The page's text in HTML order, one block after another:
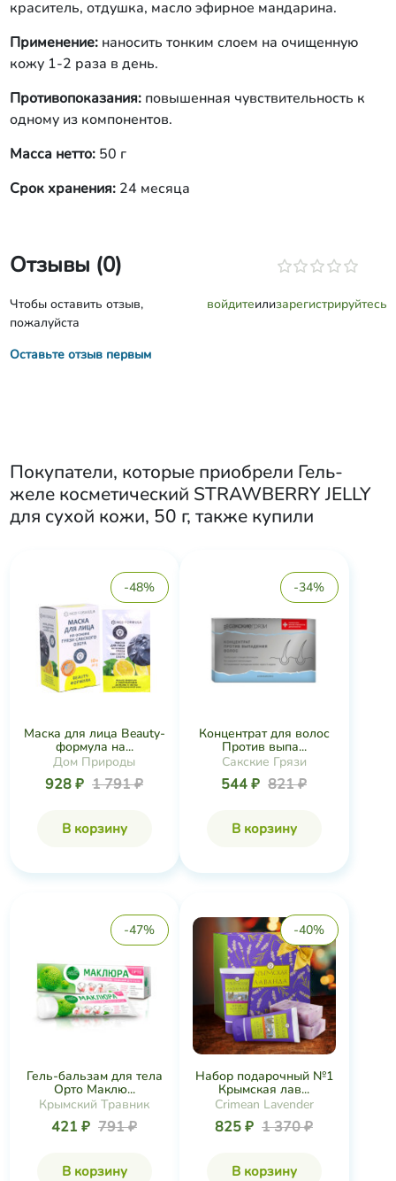
краситель, отдушка, масло эфирное мандарина.
Применение:наносить тонким слоем на очищенную
кожу 1-2 раза в день.
Противопоказания:повышенная чувствительность к
одному из компонентов.
Масса нетто: 50 г
Срок хранения: 24 месяца
Отзывы (0)
Чтобы оставить отзыв,
пожалуйста
войдитеилизарегистрируйтесь
Оставьте отзыв первым
Покупатели, которые приобрели Гель-
желе косметический STRAWBERRY JELLY
для сухой кожи, 50 г, также купили
-48%
Маска для лица Beauty-
формула на...
Дом Природы
928 ₽ 1 791 ₽
В корзину
-34%
Концентрат для волос
Против выпа...
Сакские Грязи
544 ₽ 821 ₽
В корзину
-47%
Гель-бальзам для тела
Орто Маклю...
Крымский Травник
421 ₽ 791 ₽
В корзину
-40%
Набор подарочный №1
Крымская лав...
Crimean Lavender
825 ₽ 1 370 ₽
В корзину